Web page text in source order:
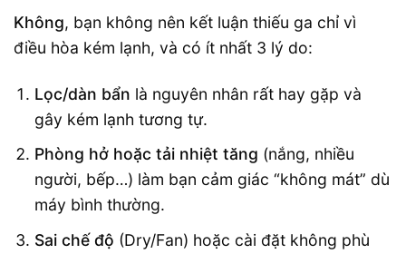
Không, bạn không nên kết luận thiếu ga chỉ vì
điều hòa kém lạnh, và có ít nhất 3 lý do:
Lọc/dàn bẩn là nguyên nhân rất hay gặp và
gây kém lạnh tương tự.
Phòng hở hoặc tải nhiệt tăng (nắng, nhiều
người, bếp…) làm bạn cảm giác “không mát” dù
máy bình thường.
Sai chế độ (Dry/Fan) hoặc cài đặt không phù